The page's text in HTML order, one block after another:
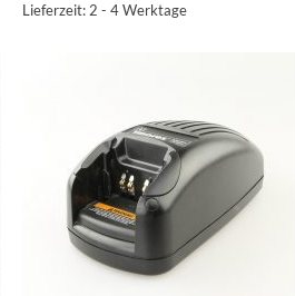
Lieferzeit: 2 - 4 Werktage